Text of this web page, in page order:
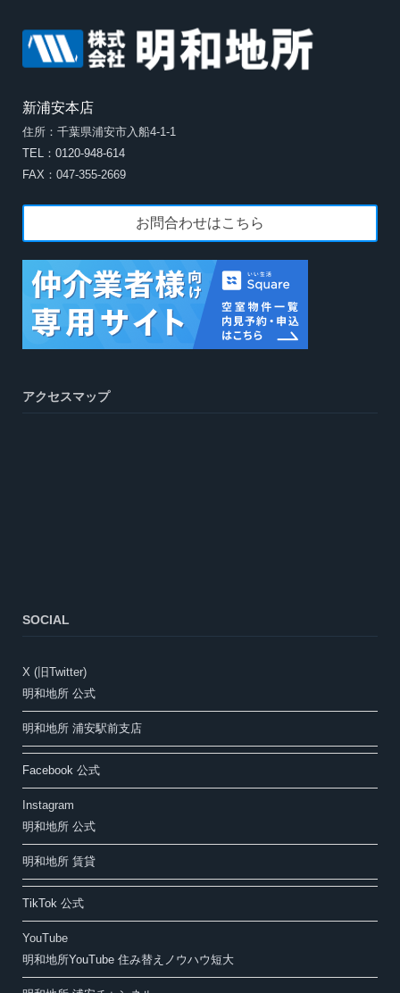
新浦安本店
住所：千葉県浦安市入船4-1-1
TEL：0120-948-614
FAX：047-355-2669
お問合わせはこちら
アクセスマップ
SOCIAL
X (旧Twitter)
明和地所 公式
明和地所 浦安駅前支店
Facebook 公式
Instagram
明和地所 公式
明和地所 賃貸
TikTok 公式
YouTube
明和地所YouTube 住み替えノウハウ短大